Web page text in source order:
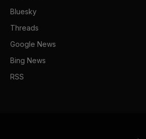
Bluesky
Threads
Google News
Bing News
RSS